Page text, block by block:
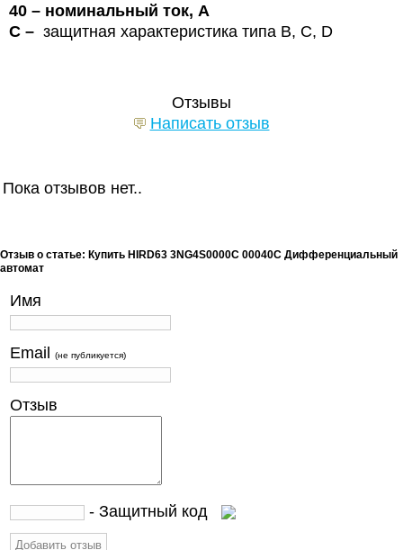
40 – номинальный ток, А
C – защитная характеристика типа B, C, D
Отзывы
Написать отзыв
Пока отзывов нет..
Отзыв о статье: Купить HIRD63 3NG4S0000C 00040C Дифференциальный
автомат
Имя
Email (не публикуется)
Отзыв
- Защитный код